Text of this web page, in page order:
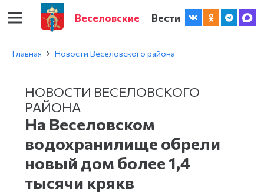
Веселовские Вести
Главная Новости Веселовского района
НОВОСТИ ВЕСЕЛОВСКОГО
РАЙОНА
На Веселовском
водохранилище обрели
новый дом более 1,4
тысячи крякв